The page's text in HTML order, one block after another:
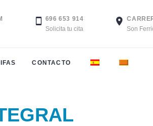
696 653 914
Solicita tu cita
Son
CONTACTO